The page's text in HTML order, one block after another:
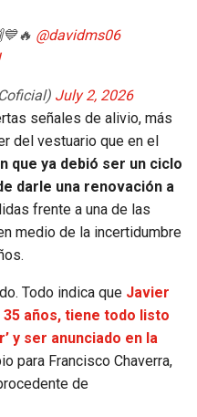
@davidms06
July 2, 2026
señales de alivio, más
del vestuario que en el
que ya debió ser un ciclo
darle una renovación a
frente a una de las
medio de la incertidumbre
Todo indica que Javier
años, tiene todo listo
y ser anunciado en la
para Francisco Chaverra,
de